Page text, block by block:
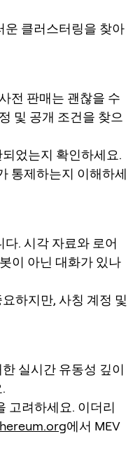
운 클러스터링을 찾아
전 판매는 괜찮을 수
및 공개 조건을 찾으
었는지 확인하세요.
통제하는지 이해하세
. 시각 자료와 로어
이 아닌 대화가 있나
하지만, 사칭 계정 및
실시간 유동성 깊이
고려하세요. 이더리
에서 MEV